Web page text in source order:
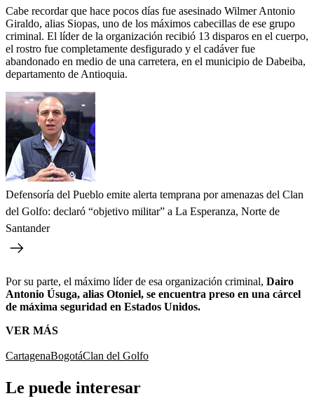
Cabe recordar que hace pocos días fue asesinado Wilmer Antonio
Giraldo, alias Siopas, uno de los máximos cabecillas de ese grupo
criminal. El líder de la organización recibió 13 disparos en el cuerpo,
el rostro fue completamente desfigurado y el cadáver fue
abandonado en medio de una carretera, en el municipio de Dabeiba,
departamento de Antioquia.
Defensoría del Pueblo emite alerta temprana por amenazas del Clan
del Golfo: declaró “objetivo militar” a La Esperanza, Norte de
Santander
Por su parte, el máximo líder de esa organización criminal, Dairo
Antonio Úsuga, alias Otoniel, se encuentra preso en una cárcel
de máxima seguridad en Estados Unidos.
VER MÁS
CartagenaBogotáClan del Golfo
Le puede interesar